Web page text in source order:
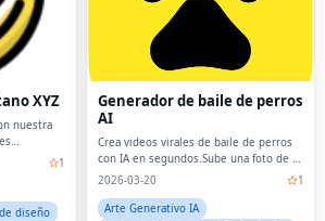
XYZ
nuestra
1
diseño
Generador de baile de perros
AI
Crea videos virales de baile de perros
con IA en segundos.Sube una foto de tu
perro, elige una plantilla de baile y deja
le dé vida a tu mascota con movim
2026-03-20
1
Arte Generativo IA